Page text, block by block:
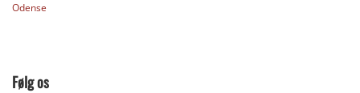
Odense
Følg os